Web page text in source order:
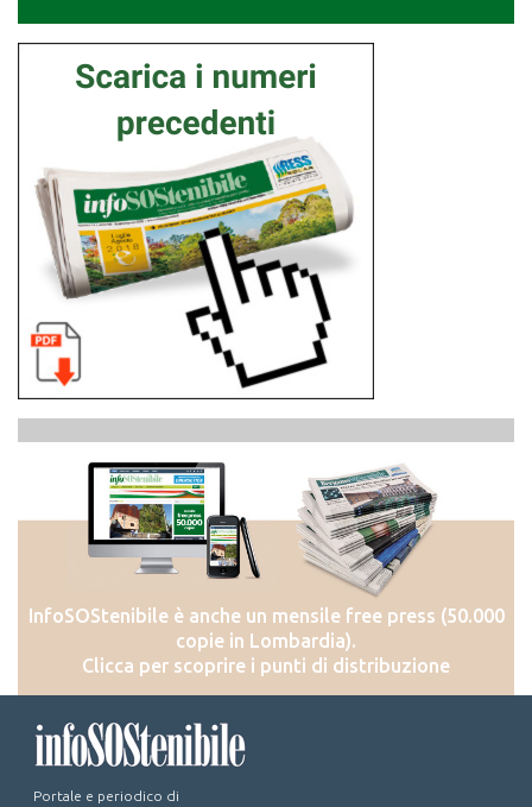
InfoSOStenibile è anche un mensile free press (50.000
copie in Lombardia).
Clicca per scoprire i punti di distribuzione
Portale e periodico di